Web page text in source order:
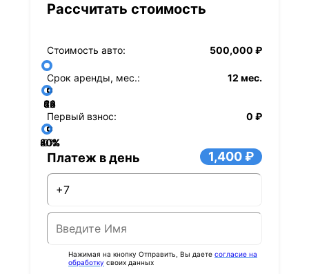
Рассчитать стоимость
Стоимость авто: 500,000 ₽
Срок аренды, мес.: 12 мес.
12
24
36
48
60
72
84
Первый взнос:
0 ₽
0%
20%
40%
60%
80%
Платеж в день 1,400 ₽
Нажимая на кнопку Отправить, Вы даете согласие на
обработку своих данных